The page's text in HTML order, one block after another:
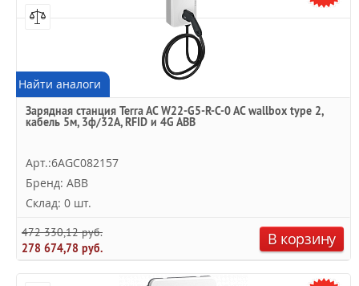
Найти аналоги
Зарядная станция Terra AC W22-G5-R-C-0 AC wallbox type 2,
кабель 5м, 3ф/32A, RFID и 4G ABB
Арт.:6AGC082157
Бренд: ABB
Склад: 0 шт.
472 330,12 руб.
278 674,78 руб.
В корзину